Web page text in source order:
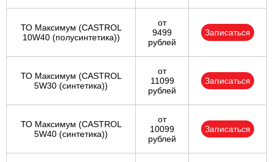
ТО Максимум (CASTROL
10W40 (полусинтетика))
от
9499
рублей
Записаться
ТО Максимум (CASTROL
5W30 (синтетика))
от
11099
рублей
Записаться
ТО Максимум (CASTROL
5W40 (синтетика))
от
10099
рублей
Записаться